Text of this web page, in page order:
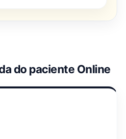
do paciente Online